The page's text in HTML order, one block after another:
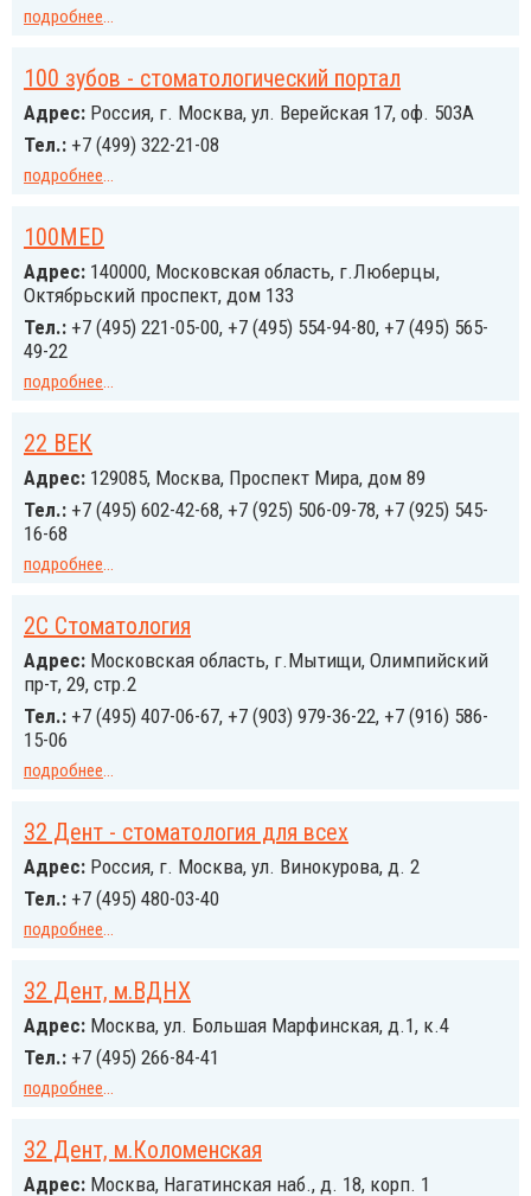
подробнее...
100 зубов - стоматологический портал
Адрес: Россия, г. Москва, ул. Верейская 17, оф. 503А
Тел.: +7 (499) 322-21-08
подробнее...
100MED
Адрес: 140000, Московская область, г.Люберцы,
Октябрьский проспект, дом 133
Тел.: +7 (495) 221-05-00, +7 (495) 554-94-80, +7 (495) 565-
49-22
подробнее...
22 ВЕК
Адрес: 129085, Москва, Проспект Мира, дом 89
Тел.: +7 (495) 602-42-68, +7 (925) 506-09-78, +7 (925) 545-
16-68
подробнее...
2С Стоматология
Адрес: Московская область, г.Мытищи, Олимпийский
пр-т, 29, стр.2
Тел.: +7 (495) 407-06-67, +7 (903) 979-36-22, +7 (916) 586-
15-06
подробнее...
32 Дент - стоматология для всех
Адрес: Россия, г. Москва, ул. Винокурова, д. 2
Тел.: +7 (495) 480-03-40
подробнее...
32 Дент, м.ВДНХ
Адрес: Москва, ул. Большая Марфинская, д.1, к.4
Тел.: +7 (495) 266-84-41
подробнее...
32 Дент, м.Коломенская
Адрес: Москва, Нагатинская наб., д. 18, корп. 1